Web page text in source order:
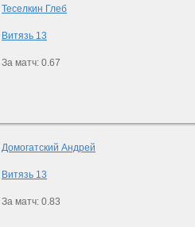
Теселкин Глеб
Витязь 13
За матч: 0.67
Домогатский Андрей
Витязь 13
За матч: 0.83